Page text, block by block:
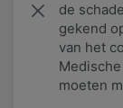
de
gekend
van het
moeten